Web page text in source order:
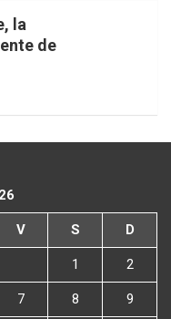
la
de
V S D
1 2
7 8 9